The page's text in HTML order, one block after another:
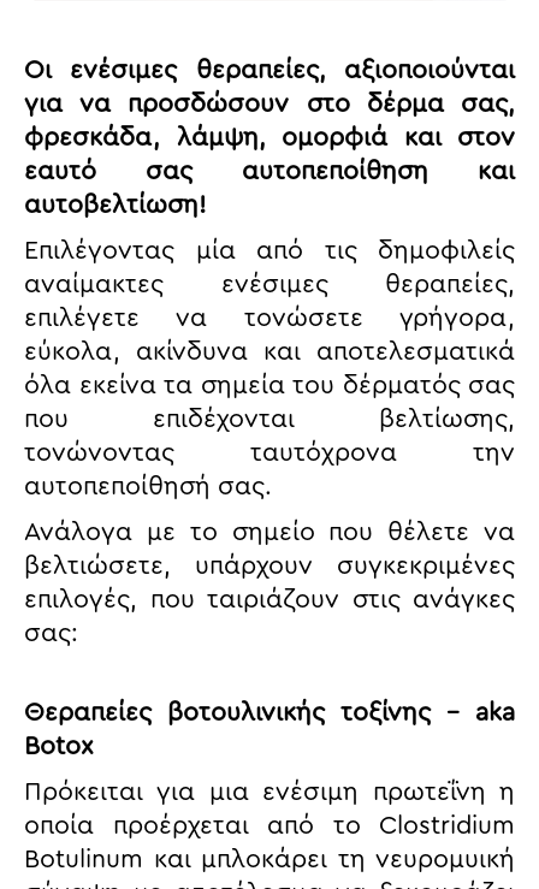
Οι ενέσιμες θεραπείες, αξιοποιούνται
για να προσδώσουν στο δέρμα σας,
φρεσκάδα, λάμψη, ομορφιά και στον
εαυτό σας αυτοπεποίθηση και
αυτοβελτίωση!
Επιλέγοντας μία από τις δημοφιλείς
αναίμακτες ενέσιμες θεραπείες,
επιλέγετε να τονώσετε γρήγορα,
εύκολα, ακίνδυνα και αποτελεσματικά
όλα εκείνα τα σημεία του δέρματός σας
που επιδέχονται βελτίωσης,
τονώνοντας ταυτόχρονα την
αυτοπεποίθησή σας.
Ανάλογα με το σημείο που θέλετε να
βελτιώσετε, υπάρχουν συγκεκριμένες
επιλογές, που ταιριάζουν στις ανάγκες
σας:
Θεραπείες βοτουλινικής τοξίνης – aka
Botox
Πρόκειται για μια ενέσιμη πρωτεΐνη η
οποία προέρχεται από το Clostridium
Botulinum και μπλοκάρει τη νευρομυική